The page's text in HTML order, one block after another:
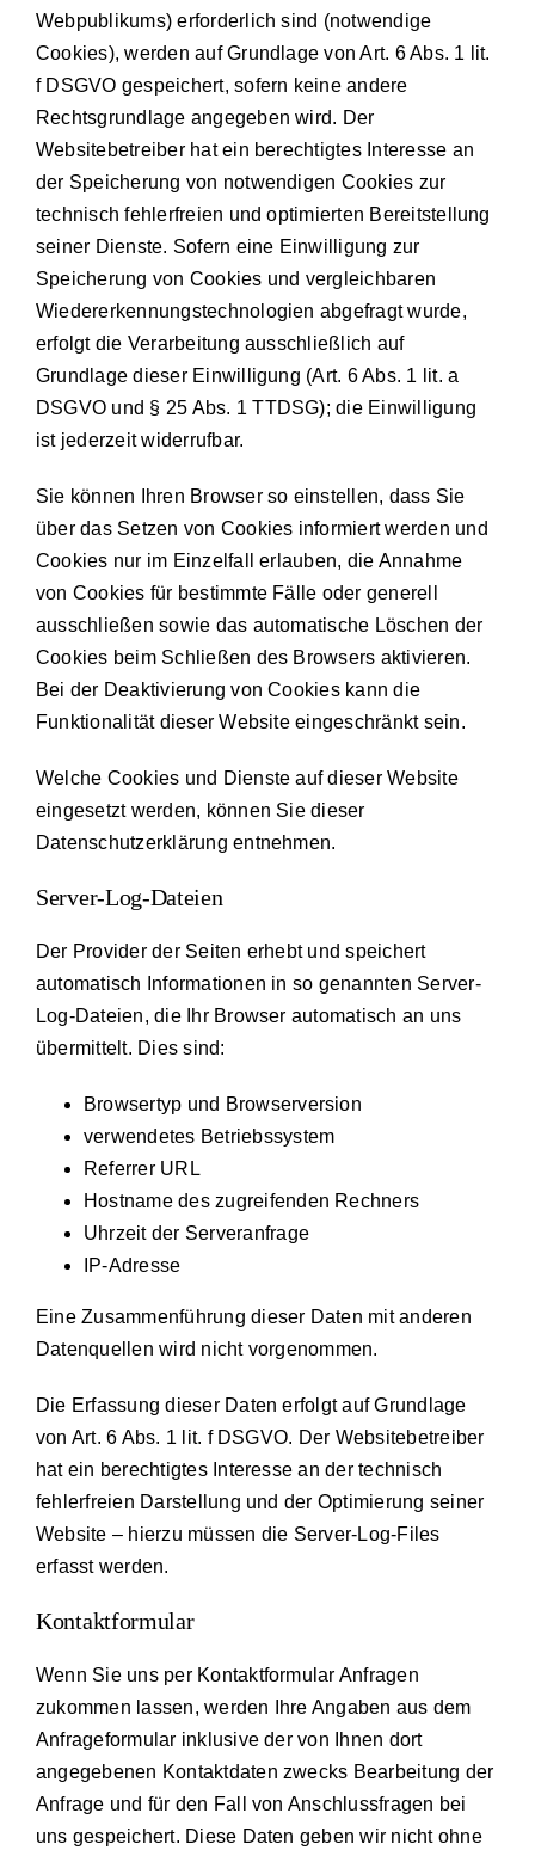
Webpublikums) erforderlich sind (notwendige
Cookies), werden auf Grundlage von Art. 6 Abs. 1 lit.
f DSGVO gespeichert, sofern keine andere
Rechtsgrundlage angegeben wird. Der
Websitebetreiber hat ein berechtigtes Interesse an
der Speicherung von notwendigen Cookies zur
technisch fehlerfreien und optimierten Bereitstellung
seiner Dienste. Sofern eine Einwilligung zur
Speicherung von Cookies und vergleichbaren
Wiedererkennungstechnologien abgefragt wurde,
erfolgt die Verarbeitung ausschließlich auf
Grundlage dieser Einwilligung (Art. 6 Abs. 1 lit. a
DSGVO und § 25 Abs. 1 TTDSG); die Einwilligung
ist jederzeit widerrufbar.
Sie können Ihren Browser so einstellen, dass Sie
über das Setzen von Cookies informiert werden und
Cookies nur im Einzelfall erlauben, die Annahme
von Cookies für bestimmte Fälle oder generell
ausschließen sowie das automatische Löschen der
Cookies beim Schließen des Browsers aktivieren.
Bei der Deaktivierung von Cookies kann die
Funktionalität dieser Website eingeschränkt sein.
Welche Cookies und Dienste auf dieser Website
eingesetzt werden, können Sie dieser
Datenschutzerklärung entnehmen.
Server-Log-Dateien
Der Provider der Seiten erhebt und speichert
automatisch Informationen in so genannten Server-
Log-Dateien, die Ihr Browser automatisch an uns
übermittelt. Dies sind:
Browsertyp und Browserversion
verwendetes Betriebssystem
Referrer URL
Hostname des zugreifenden Rechners
Uhrzeit der Serveranfrage
IP-Adresse
Eine Zusammenführung dieser Daten mit anderen
Datenquellen wird nicht vorgenommen.
Die Erfassung dieser Daten erfolgt auf Grundlage
von Art. 6 Abs. 1 lit. f DSGVO. Der Websitebetreiber
hat ein berechtigtes Interesse an der technisch
fehlerfreien Darstellung und der Optimierung seiner
Website – hierzu müssen die Server-Log-Files
erfasst werden.
Kontaktformular
Wenn Sie uns per Kontaktformular Anfragen
zukommen lassen, werden Ihre Angaben aus dem
Anfrageformular inklusive der von Ihnen dort
angegebenen Kontaktdaten zwecks Bearbeitung der
Anfrage und für den Fall von Anschlussfragen bei
uns gespeichert. Diese Daten geben wir nicht ohne